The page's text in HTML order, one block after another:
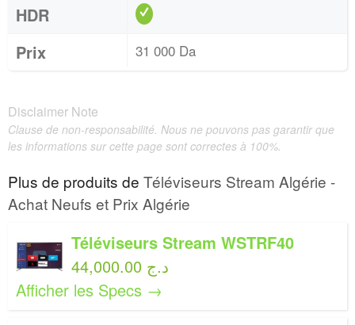
HDR
Prix
31 000 Da
Disclaimer Note
Clause de non-responsabilité. Nous ne pouvons pas garantir que
les informations sur cette page sont correctes à 100%.
Plus de produits de Téléviseurs Stream Algérie -
Achat Neufs et Prix Algérie
Téléviseurs Stream WSTRF40
44,000.00 د.ج
Afficher les Specs →